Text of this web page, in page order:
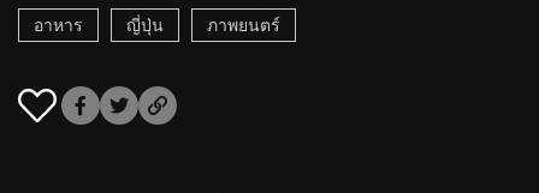
อาหาร ญี่ปุ่น ภาพยนตร์